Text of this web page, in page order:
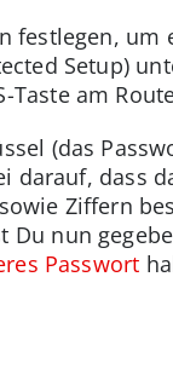
festlegen,
Setup)
Taste am
(das
darauf, dass
Ziffern
Du nun
Passwort